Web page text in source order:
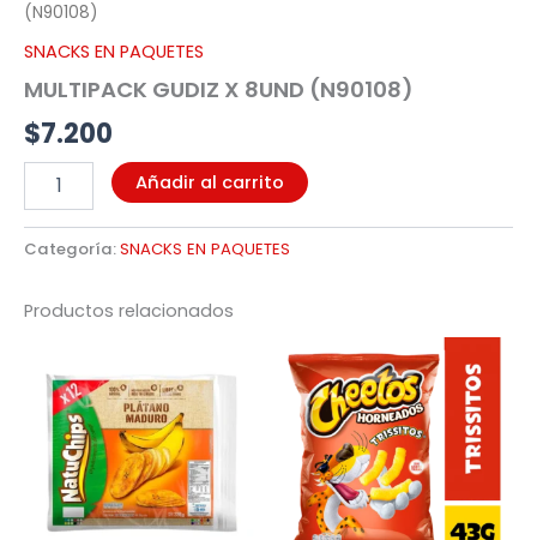
(N90108)
SNACKS EN PAQUETES
MULTIPACK GUDIZ X 8UND (N90108)
$7.200
Añadir al carrito
Categoría:SNACKS EN PAQUETES
Productos relacionados